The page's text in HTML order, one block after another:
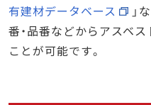
有建材データベース
」
番・品番などからアスベ
ことが可能です。